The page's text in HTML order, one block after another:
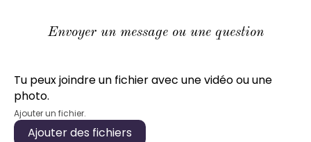
Envoyer un message ou une question
Tu peux joindre un fichier avec une vidéo ou une
photo.
Ajouter un fichier.
Ajouter des fichiers